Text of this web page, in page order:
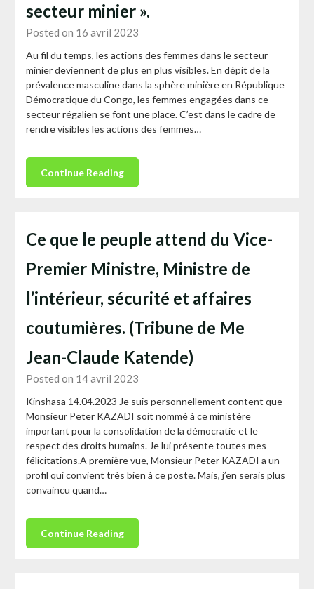
secteur minier ».
Posted on 16 avril 2023
Au fil du temps, les actions des femmes dans le secteur
minier deviennent de plus en plus visibles. En dépit de la
prévalence masculine dans la sphère minière en République
Démocratique du Congo, les femmes engagées dans ce
secteur régalien se font une place. C’est dans le cadre de
rendre visibles les actions des femmes…
Continue Reading
Ce que le peuple attend du Vice-
Premier Ministre, Ministre de
l’intérieur, sécurité et affaires
coutumières. (Tribune de Me
Jean-Claude Katende)
Posted on 14 avril 2023
Kinshasa 14.04.2023 Je suis personnellement content que
Monsieur Peter KAZADI soit nommé à ce ministère
important pour la consolidation de la démocratie et le
respect des droits humains. Je lui présente toutes mes
félicitations.A première vue, Monsieur Peter KAZADI a un
profil qui convient très bien à ce poste. Mais, j’en serais plus
convaincu quand…
Continue Reading